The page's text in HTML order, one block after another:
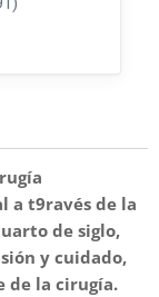
a t9ravés de la
de siglo,
y cuidado,
de la cirugía.